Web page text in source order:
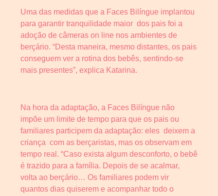
Uma das medidas que a Faces Bilíngue implantou
para garantir tranquilidade maior dos pais foi a
adoção de câmeras on line nos ambientes de
berçário. “Desta maneira, mesmo distantes, os pais
conseguem ver a rotina dos bebês, sentindo-se
mais presentes”, explica Katarina.
Na hora da adaptação, a Faces Bilíngue não
impõe um limite de tempo para que os pais ou
familiares participem da adaptação: eles deixem a
criança com as berçaristas, mas os observam em
tempo real. “Caso exista algum desconforto, o bebê
é trazido para a família. Depois de se acalmar,
volta ao berçário… Os familiares podem vir
quantos dias quiserem e acompanhar todo o